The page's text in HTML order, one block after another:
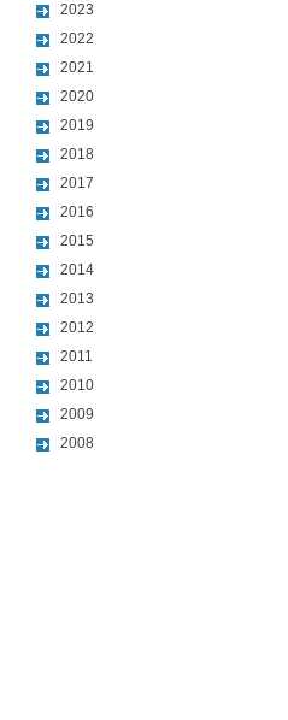
2023
2022
2021
2020
2019
2018
2017
2016
2015
2014
2013
2012
2011
2010
2009
2008